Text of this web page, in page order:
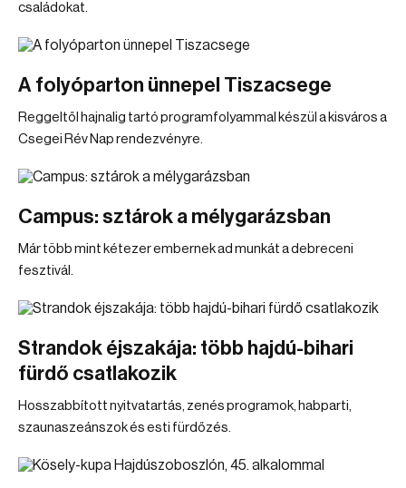
családokat.
A folyóparton ünnepel Tiszacsege
Reggeltől hajnalig tartó programfolyammal készül a kisváros a
Csegei Rév Nap rendezvényre.
Campus: sztárok a mélygarázsban
Már több mint kétezer embernek ad munkát a debreceni
fesztivál.
Strandok éjszakája: több hajdú-bihari
fürdő csatlakozik
Hosszabbított nyitvatartás, zenés programok, habparti,
szaunaszeánszok és esti fürdőzés.